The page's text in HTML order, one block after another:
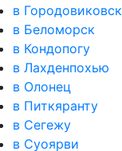
в Городовиковск
в Беломорск
в Кондопогу
в Лахденпохью
в Олонец
в Питкяранту
в Сегежу
в Суоярви